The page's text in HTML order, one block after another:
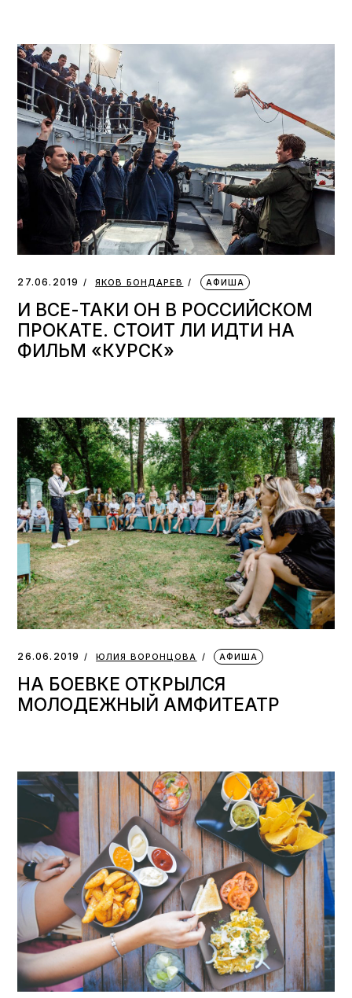
27.06.2019 ЯКОВ БОНДАРЕВ АФИША
И ВСЕ-ТАКИ ОН В РОССИЙСКОМ
ПРОКАТЕ. СТОИТ ЛИ ИДТИ НА
ФИЛЬМ «КУРСК»
26.06.2019 ЮЛИЯ ВОРОНЦОВА АФИША
НА БОЕВКЕ ОТКРЫЛСЯ
МОЛОДЕЖНЫЙ АМФИТЕАТР